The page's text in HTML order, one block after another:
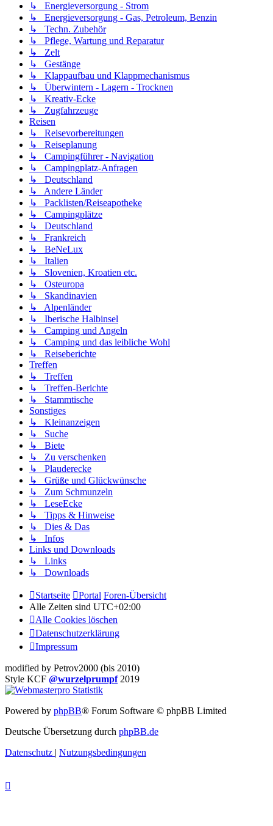
↳ Energieversorgung - Strom
↳ Energieversorgung - Gas, Petroleum, Benzin
↳ Techn. Zubehör
↳ Pflege, Wartung und Reparatur
↳ Zelt
↳ Gestänge
↳ Klappaufbau und Klappmechanismus
↳ Überwintern - Lagern - Trocknen
↳ Kreativ-Ecke
↳ Zugfahrzeuge
Reisen
↳ Reisevorbereitungen
↳ Reiseplanung
↳ Campingführer - Navigation
↳ Campingplatz-Anfragen
↳ Deutschland
↳ Andere Länder
↳ Packlisten/Reiseapotheke
↳ Campingplätze
↳ Deutschland
↳ Frankreich
↳ BeNeLux
↳ Italien
↳ Slovenien, Kroatien etc.
↳ Osteuropa
↳ Skandinavien
↳ Alpenländer
↳ Iberische Halbinsel
↳ Camping und Angeln
↳ Camping und das leibliche Wohl
↳ Reiseberichte
Treffen
↳ Treffen
↳ Treffen-Berichte
↳ Stammtische
Sonstiges
↳ Kleinanzeigen
↳ Suche
↳ Biete
↳ Zu verschenken
↳ Plauderecke
↳ Grüße und Glückwünsche
↳ Zum Schmunzeln
↳ LeseEcke
↳ Tipps & Hinweise
↳ Dies & Das
↳ Infos
Links und Downloads
↳ Links
↳ Downloads
Startseite Portal Foren-Übersicht
Alle Zeiten sind UTC+02:00
Alle Cookies löschen
Datenschutzerklärung
Impressum
modified by Petrov2000 (bis 2010)
Style KCF @wurzelprumpf2019
Powered by phpBB® Forum Software © phpBB Limited
Deutsche Übersetzung durch phpBB.de
Datenschutz
Nutzungsbedingungen